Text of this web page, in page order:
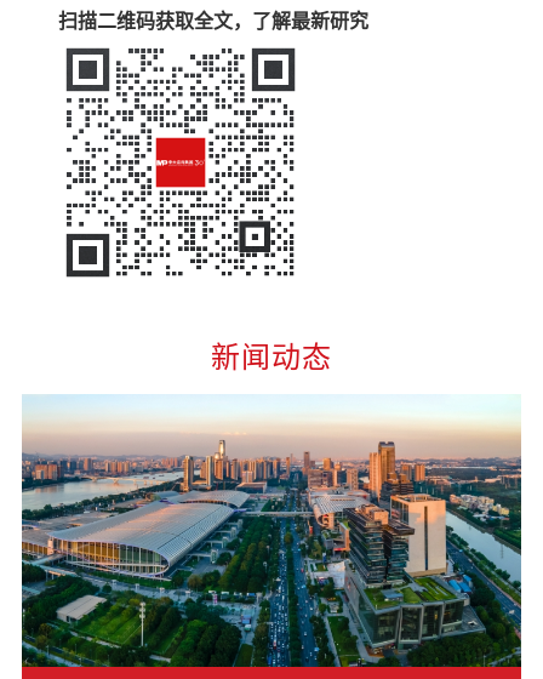
扫描二维码获取全文，了解最新研究
新闻动态